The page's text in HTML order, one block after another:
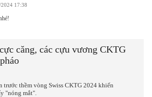
17:38
căng, các cựu vương CKTG
trước thềm vòng Swiss CKTG 2024 khiến
"nóng mắt".